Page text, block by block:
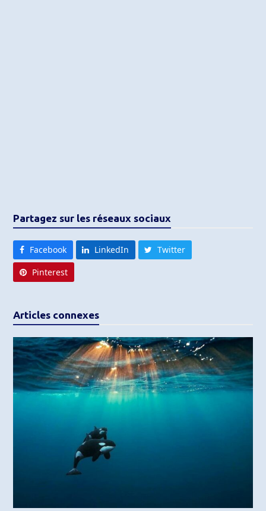
Partagez sur les réseaux sociaux
Facebook LinkedIn
Twitter
Pinterest
Articles connexes